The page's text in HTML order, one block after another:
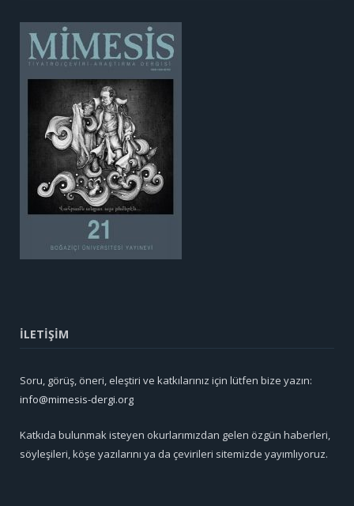
İLETİŞİM
Soru, görüş, öneri, eleştiri ve katkılarınız için lütfen bize yazın:
info@mimesis-dergi.org
Katkıda bulunmak isteyen okurlarımızdan gelen özgün haberleri,
söyleşileri, köşe yazılarını ya da çevirileri sitemizde yayımlıyoruz.